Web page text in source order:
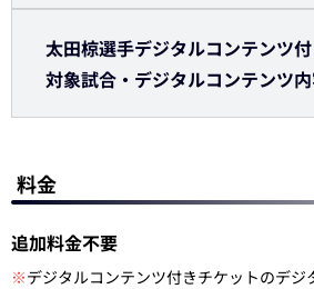
太田椋選手デジタルコンテンツ
対象試合・デジタルコンテンツ
料金
追加料金不要
※デジタルコンテンツ付きチケットのデジ